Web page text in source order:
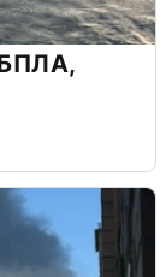
БПЛА,